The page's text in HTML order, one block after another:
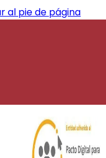
al pie de página